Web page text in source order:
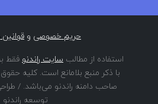
حریم خصوصی و
استفاده از مطالب سایت راندنو فقط
با ذکر منبع بلامانع است. کلیه
صاحب دامنه راندنو می‌باشد. /
توسعه راندنو